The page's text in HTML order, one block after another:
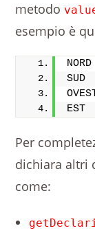
metodo
esempio è
Per
dichiara altri
come: